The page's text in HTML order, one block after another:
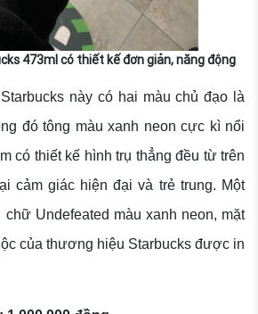
473ml có thiết kế đơn giản, năng động
này có hai màu chủ đạo là
đó tông màu xanh neon cực kì nổi
có thiết kế hình trụ thẳng đều từ trên
cảm giác hiện đại và trẻ trung. Một
chữ Undefeated màu xanh neon, mặt
của thương hiệu Starbucks được in